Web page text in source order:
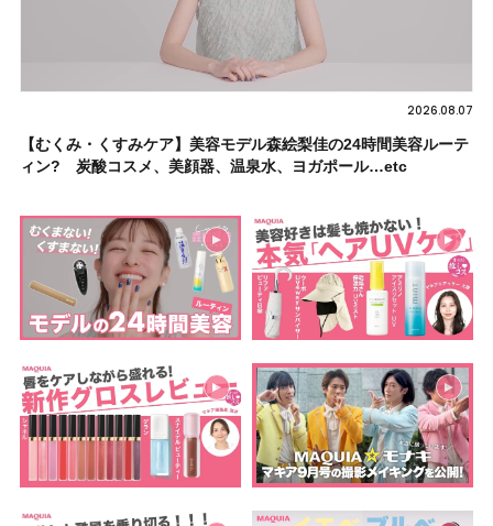
2026.08.07
【むくみ・くすみケア】美容モデル森絵梨佳の24時間美容ルーテ
ィン? 炭酸コスメ、美顔器、温泉水、ヨガポール…etc